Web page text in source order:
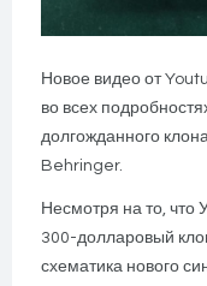
Новое видео от
во всех
долгожданного
Behringer.
Несмотря на то, что
300-долларовый
схематика нового